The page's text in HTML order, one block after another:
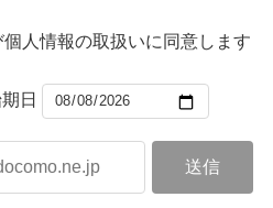
人情報の取扱いに同意します
日